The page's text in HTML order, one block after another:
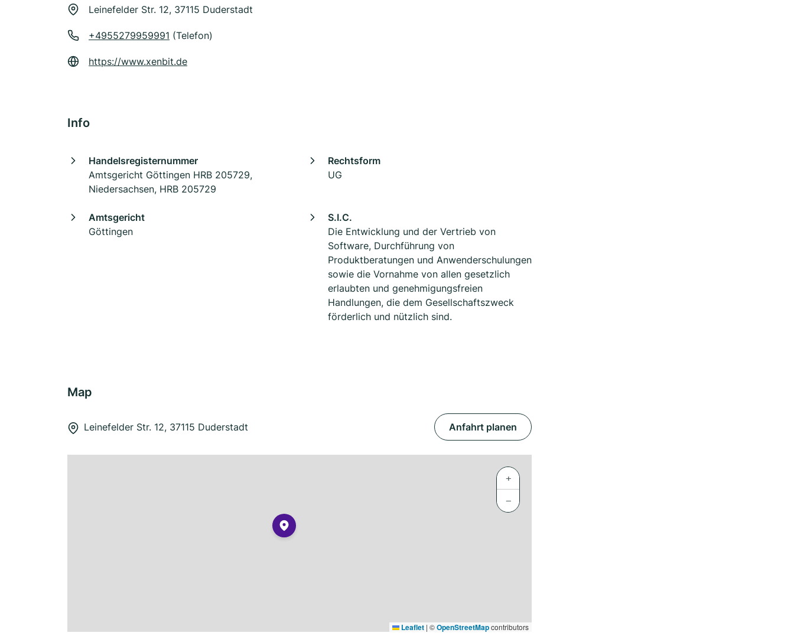
Leinefelder Str. 12, 37115 Duderstadt
+4955279959991 (Telefon)
https://www.xenbit.de
Info
Handelsregisternummer
Amtsgericht Göttingen HRB 205729,
Niedersachsen, HRB 205729
Rechtsform
UG
Amtsgericht
Göttingen
S.I.C.
Die Entwicklung und der Vertrieb von
Software, Durchführung von
Produktberatungen und Anwenderschulungen
sowie die Vornahme von allen gesetzlich
erlaubten und genehmigungsfreien
Handlungen, die dem Gesellschaftszweck
förderlich und nützlich sind.
Map
Leinefelder Str. 12, 37115 Duderstadt Anfahrt planen
+
−
Leaflet | ©OpenStreetMapcontributors